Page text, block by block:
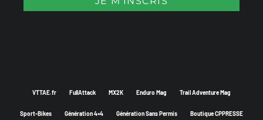
VTTAE.fr FullAttack MX2K Enduro Mag Trail Adventure Mag
Sport-Bikes Génération 4×4 Génération Sans Permis Boutique CPPRESSE